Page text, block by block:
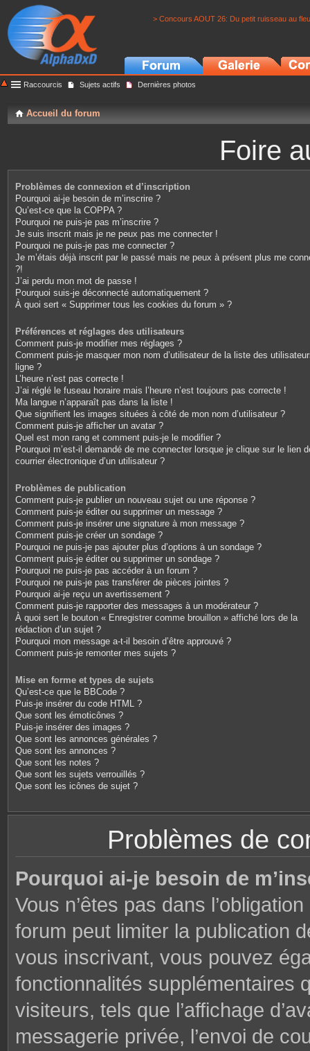
> Concours AOUT 26: Du petit ruisseau au
Raccourcis Sujets actifs Dernières photos
Accueil du forum
Foire
Problèmes de connexion et d’inscription
Pourquoi ai-je besoin de m’inscrire ?
Qu’est-ce que la COPPA ?
Pourquoi ne puis-je pas m’inscrire ?
Je suis inscrit mais je ne peux pas me connecter !
Pourquoi ne puis-je pas me connecter ?
Je m’étais déjà inscrit par le passé mais ne peux à présent plus me
?!
J’ai perdu mon mot de passe !
Pourquoi suis-je déconnecté automatiquement ?
À quoi sert « Supprimer tous les cookies du forum » ?
Préférences et réglages des utilisateurs
Comment puis-je modifier mes réglages ?
Comment puis-je masquer mon nom d’utilisateur de la liste des
ligne ?
L’heure n’est pas correcte !
J’ai réglé le fuseau horaire mais l’heure n’est toujours pas correcte !
Ma langue n’apparaît pas dans la liste !
Que signifient les images situées à côté de mon nom d’utilisateur ?
Comment puis-je afficher un avatar ?
Quel est mon rang et comment puis-je le modifier ?
Pourquoi m’est-il demandé de me connecter lorsque je clique sur le lien
courrier électronique d’un utilisateur ?
Problèmes de publication
Comment puis-je publier un nouveau sujet ou une réponse ?
Comment puis-je éditer ou supprimer un message ?
Comment puis-je insérer une signature à mon message ?
Comment puis-je créer un sondage ?
Pourquoi ne puis-je pas ajouter plus d’options à un sondage ?
Comment puis-je éditer ou supprimer un sondage ?
Pourquoi ne puis-je pas accéder à un forum ?
Pourquoi ne puis-je pas transférer de pièces jointes ?
Pourquoi ai-je reçu un avertissement ?
Comment puis-je rapporter des messages à un modérateur ?
À quoi sert le bouton « Enregistrer comme brouillon » affiché lors de la
rédaction d’un sujet ?
Pourquoi mon message a-t-il besoin d’être approuvé ?
Comment puis-je remonter mes sujets ?
Mise en forme et types de sujets
Qu’est-ce que le BBCode ?
Puis-je insérer du code HTML ?
Que sont les émoticônes ?
Puis-je insérer des images ?
Que sont les annonces générales ?
Que sont les annonces ?
Que sont les notes ?
Que sont les sujets verrouillés ?
Que sont les icônes de sujet ?
Problèmes de
Pourquoi ai-je besoin de
Vous n’êtes pas dans
forum peut limiter la publication
vous inscrivant, vous pouvez
fonctionnalités supplémentaires
visiteurs, tels que l’affichage
messagerie privée, l’envoi de